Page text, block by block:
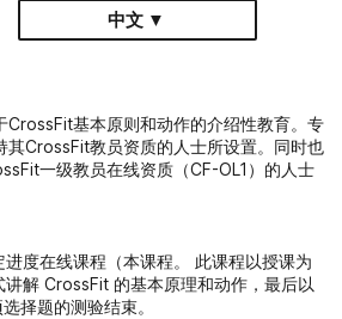
中文 ▼
CrossFit基本原则和动作的介绍性教育。专
其CrossFit教员资质的人士所设置。同时也
一级教员在线资质（CF-OL1）的人士
度在线课程（本课程。 此课程以授课为
讲解 CrossFit 的基本原理和动作，最后以
择题的测验结束。